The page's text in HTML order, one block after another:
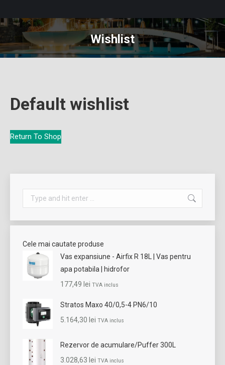
Wishlist
You are here:
Default wishlist
Return To Shop
Search:
Cele mai cautate produse
Vas expansiune - Airfix R 18L | Vas pentru
apa potabila | hidrofor
177,49 lei TVA inclus
Stratos Maxo 40/0,5-4 PN6/10
5.164,30 lei TVA inclus
Rezervor de acumulare/Puffer 300L
3.028,63 lei TVA inclus